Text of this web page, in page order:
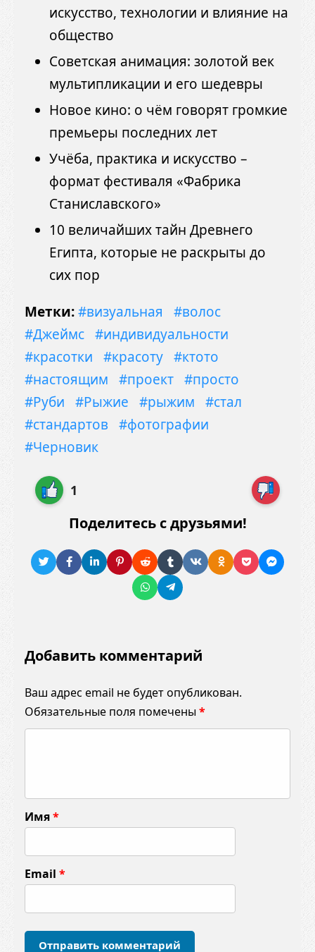
искусство, технологии и влияние на
общество
Советская анимация: золотой век
мультипликации и его шедевры
Новое кино: о чём говорят громкие
премьеры последних лет
Учёба, практика и искусство –
формат фестиваля «Фабрика
Станиславского»
10 величайших тайн Древнего
Египта, которые не раскрыты до
сих пор
Метки:#визуальная
#волос
#Джеймс #индивидуальности
#красотки
#красоту #ктото
#настоящим
#проект #просто
#Руби
#Рыжие #рыжим
#стал
#стандартов
#фотографии
#Черновик
1
Поделитесь с друзьями!
Добавить комментарий
Ваш адрес email не будет опубликован.
Обязательные поля помечены *
м
е
т
а
р
и
Имя*
Email *